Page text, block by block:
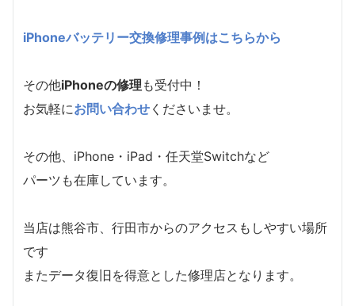
iPhoneバッテリー交換修理事例はこちらから
その他iPhoneの修理 も受付中！
お気軽にお問い合わせ くださいませ。
その他、iPhone・iPad・任天堂Switchなど
パーツも在庫しています。
当店は熊谷市、行田市からのアクセスもしやすい場所
です
またデータ復旧を得意とした修理店となります。